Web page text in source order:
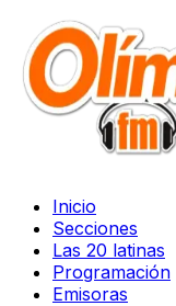
Inicio
Secciones
Las 20 latinas
Programación
Emisoras